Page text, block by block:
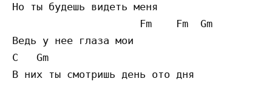
Но ты будешь видеть меня
                     Fm    Fm  Gm
Ведь у нее глаза мои
C   Gm